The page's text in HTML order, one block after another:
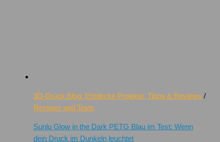
3D-Druck Blog: Entdecke Projekte, Tipps & Reviews /
Reviews und Tests
Sunlu Glow in the Dark PETG Blau im Test: Wenn
dein Druck im Dunkeln leuchtet